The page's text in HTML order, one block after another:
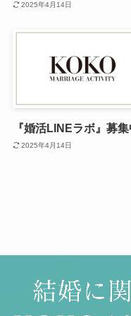
2025年4月14日
『婚活LINEラボ』募集
2025年4月14日